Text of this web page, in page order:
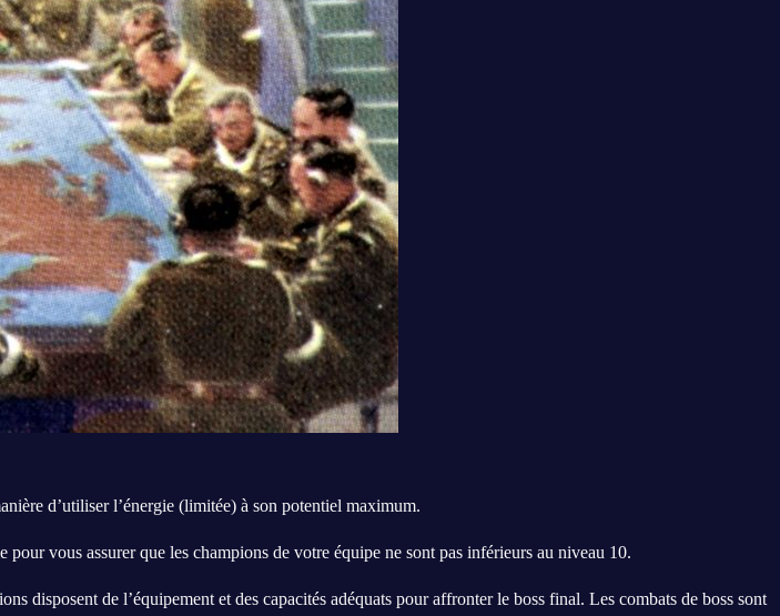
d’utiliser l’énergie (limitée) à son potentiel maximum.
vous assurer que les champions de votre équipe ne sont pas inférieurs au niveau 10.
disposent de l’équipement et des capacités adéquats pour affronter le boss final. Les combats de boss sont